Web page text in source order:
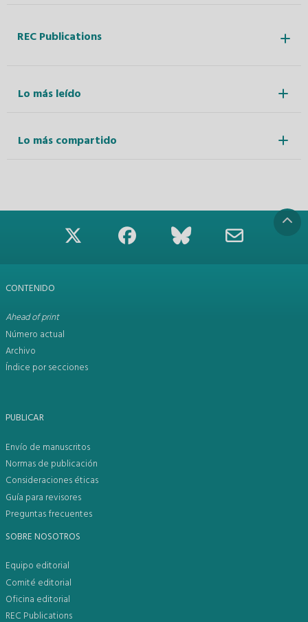
REC Publications
Lo más leído
Lo más compartido
CONTENIDO
Ahead of print
Número actual
Archivo
Índice por secciones
PUBLICAR
Envío de manuscritos
Normas de publicación
Consideraciones éticas
Guía para revisores
Preguntas frecuentes
SOBRE NOSOTROS
Equipo editorial
Comité editorial
Oficina editorial
REC Publications